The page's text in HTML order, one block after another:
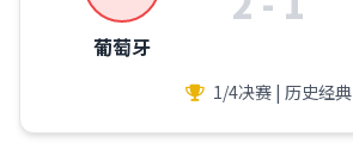
葡萄牙
1/4决赛 | 历史经典